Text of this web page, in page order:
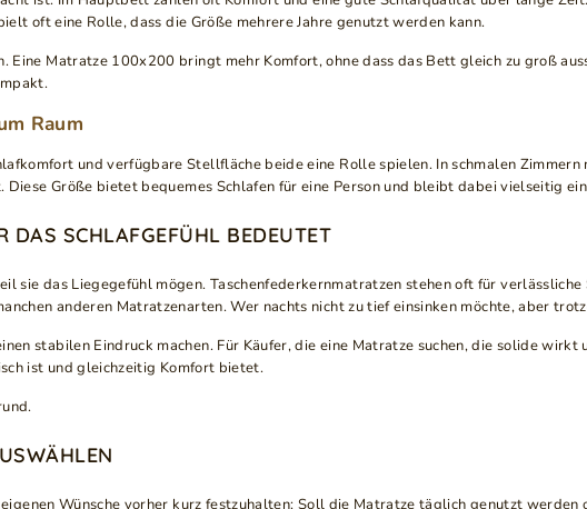
oft eine Rolle, dass die Größe mehrere Jahre genutzt werden kann.
Eine Matratze 100x200 bringt mehr Komfort, ohne dass das Bett gleich zu groß
Raum
und verfügbare Stellfläche beide eine Rolle spielen. In schmalen
Diese Größe bietet bequemes Schlafen für eine Person und bleibt dabei vielseitig
DAS SCHLAFGEFÜHL BEDEUTET
sie das Liegegefühl mögen. Taschenfederkernmatratzen stehen oft für
anderen Matratzenarten. Wer nachts nicht zu tief einsinken möchte, aber
stabilen Eindruck machen. Für Käufer, die eine Matratze suchen, die solide
ist und gleichzeitig Komfort bietet.
Wünsche vorher kurz festzuhalten: Soll die Matratze täglich genutzt